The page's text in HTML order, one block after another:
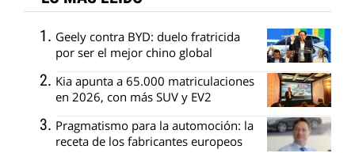
Geely contra BYD: duelo fratricida
por ser el mejor chino global
Kia apunta a 65.000 matriculaciones
en 2026, con más SUV y EV2
Pragmatismo para la automoción: la
receta de los fabricantes europeos